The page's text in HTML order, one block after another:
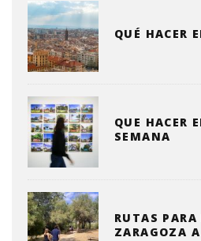
QUÉ HACER
QUE HACER
SEMANA
RUTAS PARA
ZARAGOZA